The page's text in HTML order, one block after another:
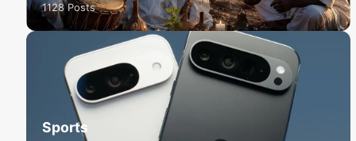
1128 Posts
Sports